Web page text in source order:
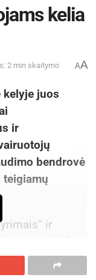
kelia
2 min skaitymo AA
kelyje juos
ir
bendrovė
teigiamų
ir
gyventojų iš
kad